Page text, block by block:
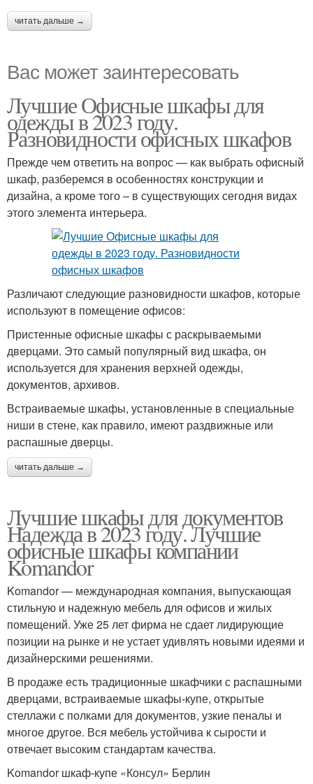
читать дальше →
Вас может заинтересовать
Лучшие Офисные шкафы для
одежды в 2023 году.
Разновидности офисных шкафов
Прежде чем ответить на вопрос — как выбрать офисный
шкаф, разберемся в особенностях конструкции и
дизайна, а кроме того – в существующих сегодня видах
этого элемента интерьера.
Различают следующие разновидности шкафов, которые
используют в помещение офисов:
Пристенные офисные шкафы с раскрываемыми
дверцами. Это самый популярный вид шкафа, он
используется для хранения верхней одежды,
документов, архивов.
Встраиваемые шкафы, установленные в специальные
ниши в стене, как правило, имеют раздвижные или
распашные дверцы.
читать дальше →
Лучшие шкафы для документов
Надежда в 2023 году. Лучшие
офисные шкафы компании
Komandor
Komandor — международная компания, выпускающая
стильную и надежную мебель для офисов и жилых
помещений. Уже 25 лет фирма не сдает лидирующие
позиции на рынке и не устает удивлять новыми идеями и
дизайнерскими решениями.
В продаже есть традиционные шкафчики с распашными
дверцами, встраиваемые шкафы-купе, открытые
стеллажи с полками для документов, узкие пеналы и
многое другое. Вся мебель устойчива к сырости и
отвечает высоким стандартам качества.
Komandor шкаф-купе «Консул» Берлин